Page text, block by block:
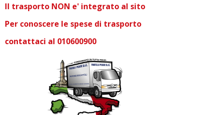
Il trasporto NON e' integrato al sito
Per conoscere le spese di trasporto
contattaci al 010600900